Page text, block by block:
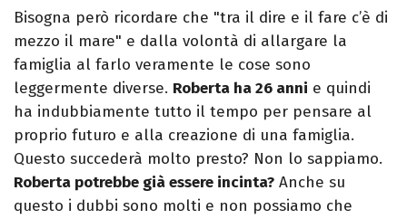
Bisogna però ricordare che "tra il dire e il fare c’è di
mezzo il mare" e dalla volontà di allargare la
famiglia al farlo veramente le cose sono
leggermente diverse. Roberta ha 26 anni e quindi
ha indubbiamente tutto il tempo per pensare al
proprio futuro e alla creazione di una famiglia.
Questo succederà molto presto? Non lo sappiamo.
Roberta potrebbe già essere incinta? Anche su
questo i dubbi sono molti e non possiamo che